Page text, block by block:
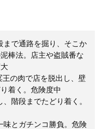
まで通路を掘り、そこか
棒法。店主や盗賊番な
の肉で店を脱出し、壁
着く。危険度中
階段までたどり着く。
味とガチンコ勝負。危険